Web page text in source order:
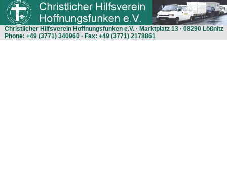
Christlicher Hilfsverein Hoffnungsfunken e.V. · Marktplatz 13 · 08290 Lößnitz
Phone: +49 (3771) 340960 · Fax: +49 (3771) 2178861